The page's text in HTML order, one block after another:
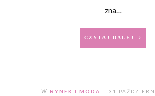
zna…
CZYTAJ DALEJ
W RYNEK I MODA - 31